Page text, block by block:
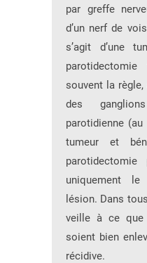
par greffe
d’un nerf de
s’agit d’une
souvent la
des
parotidienne
tumeur et
parotidectomie
uniquement
lésion. Dans
veille à ce que
soient bien
récidive.